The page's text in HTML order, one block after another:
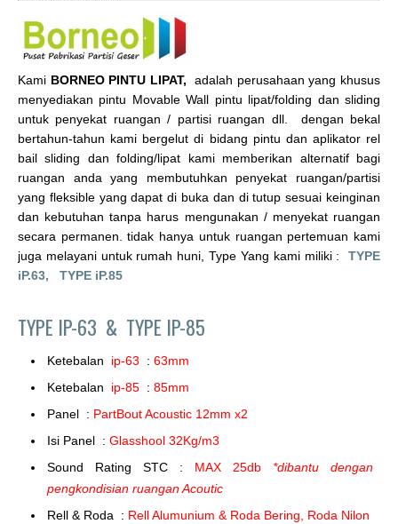
Kami BORNEO PINTU LIPAT, adalah perusahaan yang khusus
menyediakan pintu Movable Wall pintu lipat/folding dan sliding
untuk penyekat ruangan / partisi ruangan dll. dengan bekal
bertahun-tahun kami bergelut di bidang pintu dan aplikator rel
bail sliding dan folding/lipat kami memberikan alternatif bagi
ruangan anda yang membutuhkan penyekat ruangan/partisi
yang fleksible yang dapat di buka dan di tutup sesuai keinginan
dan kebutuhan tanpa harus mengunakan / menyekat ruangan
secara permanen. tidak hanya untuk ruangan pertemuan kami
juga melayani untuk rumah huni, Type Yang kami miliki : TYPE
iP.63, TYPE iP.85
TYPE IP-63 & TYPE IP-85
Ketebalan ip-63 : 63mm
Ketebalan ip-85 : 85mm
Panel : PartBout Acoustic 12mm x2
Isi Panel : Glasshool 32Kg/m3
Sound Rating STC : MAX 25db *dibantu dengan
pengkondisian ruangan Acoutic
Rell & Roda : Rell Alumunium & Roda Bering, Roda Nilon